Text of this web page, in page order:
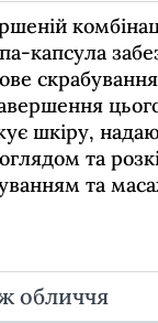
капсула
скрабування
шкіру,
та
та
обличчя